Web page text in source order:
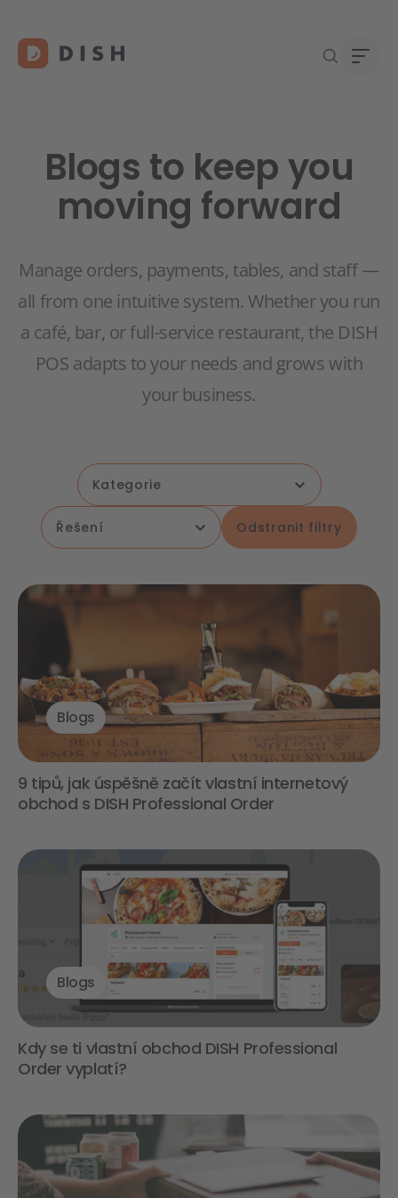
Blogs to keep you
moving forward
Manage orders, payments, tables, and staff —
all from one intuitive system. Whether you run
a café, bar, or full-service restaurant, the DISH
POS adapts to your needs and grows with
your business.
Odstranit filtry
Blogs
9 tipů, jak úspěšně začít vlastní internetový
obchod s DISH Professional Order
Blogs
Kdy se ti vlastní obchod DISH Professional
Order vyplatí?